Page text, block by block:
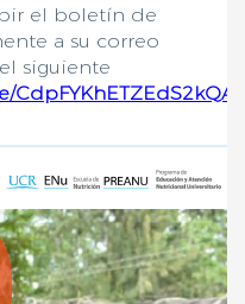
el boletín de
a su correo
siguiente
CdpFYKhETZEdS2kQA